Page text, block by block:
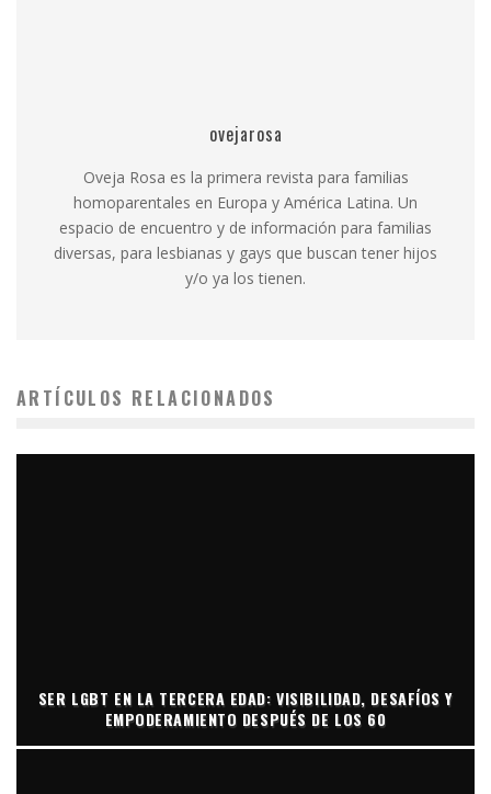
ovejarosa
Oveja Rosa es la primera revista para familias
homoparentales en Europa y América Latina. Un
espacio de encuentro y de información para familias
diversas, para lesbianas y gays que buscan tener hijos
y/o ya los tienen.
ARTÍCULOS RELACIONADOS
SER LGBT EN LA TERCERA EDAD: VISIBILIDAD, DESAFÍOS Y
EMPODERAMIENTO DESPUÉS DE LOS 60